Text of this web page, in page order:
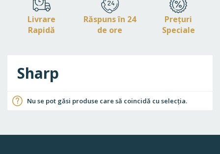
Livrare
Rapidă
Răspuns în 24
de ore
Prețuri
Speciale
Sharp
Nu se pot găsi produse care să coincidă cu selecția.